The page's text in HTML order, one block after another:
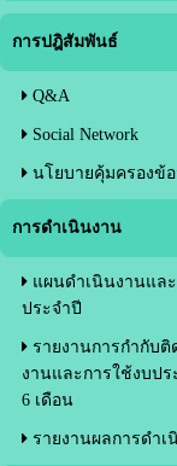
การปฎิสัมพันธ์
Q&A
Social Network
นโยบายคุ้มครองข้
การดำเนินงาน
แผนดำเนินงานแล
ประจำปี
รายงานการกำกับ
งานและการใช้งบป
6 เดือน
รายงานผลการดำเ